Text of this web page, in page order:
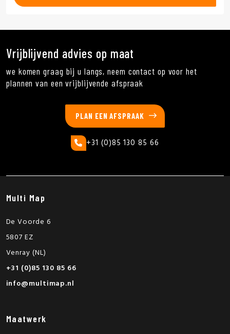
Vrijblijvend advies op maat
we komen graag bij u langs, neem contact op voor het
plannen van een vrijblijvende afspraak
PLAN EEN AFSPRAAK
+31 (0)85 130 85 66
Multi Map
De Voorde 6
5807 EZ
Venray (NL)
+31 (0)85 130 85 66
info@multimap.nl
Maatwerk